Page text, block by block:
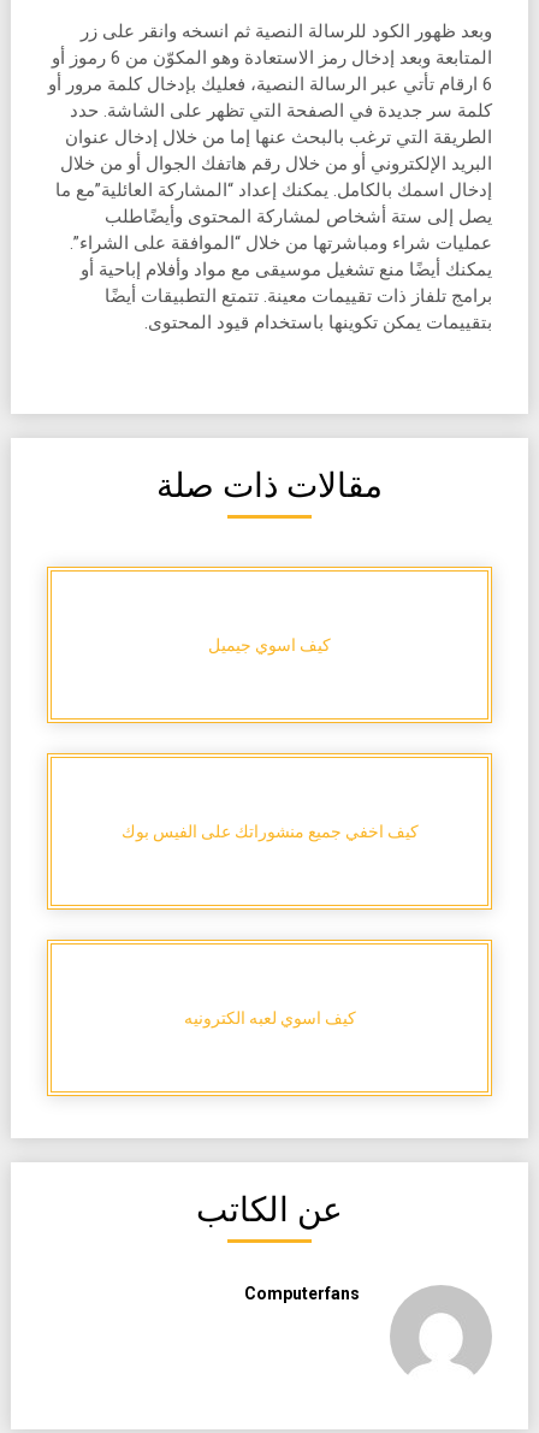
وبعد ظهور الكود للرسالة النصية ثم انسخه وانقر على زر
المتابعة وبعد إدخال رمز الاستعادة وهو المكوّن من 6 رموز أو
6 ارقام تأتي عبر الرسالة النصية، فعليك بإدخال كلمة مرور أو
كلمة سر جديدة في الصفحة التي تظهر على الشاشة. حدد
الطريقة التي ترغب بالبحث عنها إما من خلال إدخال عنوان
البريد الإلكتروني أو من خلال رقم هاتفك الجوال أو من خلال
إدخال اسمك بالكامل. يمكنك إعداد “المشاركة العائلية”مع ما
يصل إلى ستة أشخاص لمشاركة المحتوى وأيضًاطلب
عمليات شراء ومباشرتها من خلال “الموافقة على الشراء”.
يمكنك أيضًا منع تشغيل موسيقى مع مواد وأفلام إباحية أو
برامج تلفاز ذات تقييمات معينة. تتمتع التطبيقات أيضًا
بتقييمات يمكن تكوينها باستخدام قيود المحتوى.
مقالات ذات صلة
كيف اسوي جيميل
كيف اخفي جميع منشوراتك على الفيس بوك
كيف اسوي لعبه الكترونيه
عن الكاتب
Computerfans